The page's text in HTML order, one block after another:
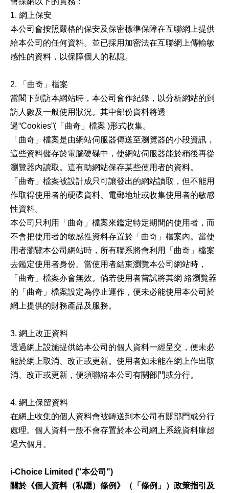
1. 網上保安
本公司會按照嚴格的保安及保密標準保障在互聯網上提供
給本公司的任何資料。並已採用加密法在互聯網上傳輸敏
感性的資料，以保障個人的私隠。
2. 「曲奇」檔案
當閣下到訪本網站時，本公司會作紀錄，以分析網站的到
訪人數及一般使用狀況。其中部份資料將透
過“Cookies”(「曲奇」檔案 )形式收集。
「曲奇」檔案是由網站伺服器傳送至瀏覽器的小段資訊，
這些資料儲存於電腦硬碟中，使網站伺服器能於稍後再從
瀏覽器內讀取。這有助網站保存某些使用者的資料。
「曲奇」檔案被設計成只可讓發出的網站讀取，但不能用
作取得使用者的硬碟資料、電郵地址或收集使用者的敏感
性資料。
本公司只利用「曲奇」檔案來鑑定特定期間的使用者，而
不會把使用者的敏感性資料存置於「曲奇」檔案內。當使
用者瀏覽本公司網站時，所有聯系將會利用「曲奇」檔案
去鑑定使用者身份。當使用者結束瀏覽本公司網站時，
「曲奇」檔案亦會無效。倘若使用者嘗試將其網 絡瀏覽器
的「曲奇」檔案設定為停止運作，便未必能使用本公司於
網上提供的財務產品及服務。
3. 網上改正資料
透過網上設施提供給本公司的個人資料一經呈交，便未必
能於網上取消、改正或更新。使用者如未能在網上作出取
消、改正或更新，便須聯絡本公司有關部門或分行。
4. 網上保留資料
在網上收集的個人資料會被轉送到本公司有關部門或分行
處理。個人資料一般不會存置於本公司網上系統資料庫超
過六個月。
i-Choice Limited ("本公司")
關於《個人資料（私隱）條例》（「條例」）政策指引及